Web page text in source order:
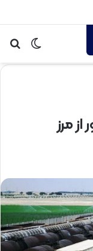
تغییر
پوسته
مرز